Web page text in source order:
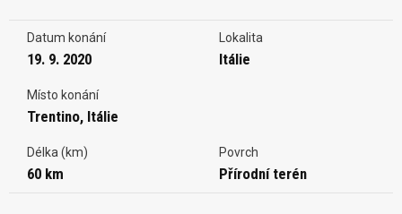
Datum konání
19. 9. 2020
Lokalita
Itálie
Místo konání
Trentino, Itálie
Délka (km)
60 km
Povrch
Přírodní terén